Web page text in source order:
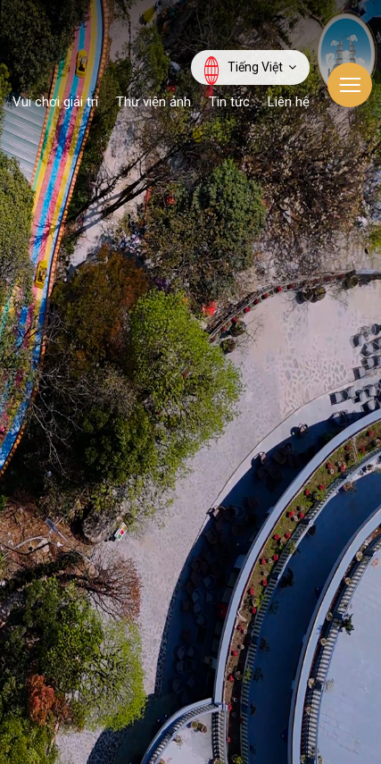
Tiếng Việt
Vui chơi giải trí Thư viện ảnh Tin tức Liên hệ